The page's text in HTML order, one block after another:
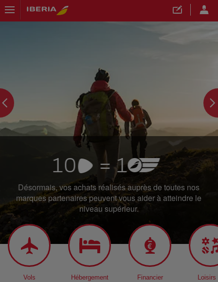
Désormais, vos achats réalisés auprès de toutes nos
marques partenaires peuvent vous aider à atteindre le
niveau supérieur.
Vols Hébergement Financier
Loisirs